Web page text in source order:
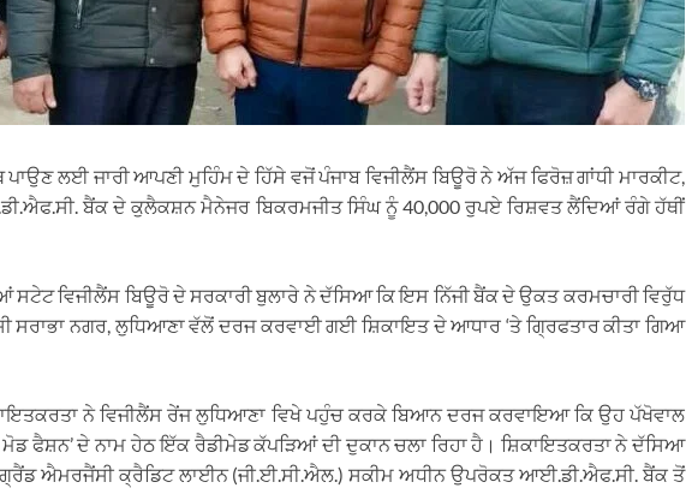
ਪਾਉਣ ਲਈ ਜਾਰੀ ਆਪਣੀ ਮੁਹਿੰਮ ਦੇ ਹਿੱਸੇ ਵਜੋਂ ਪੰਜਾਬ ਵਿਜੀਲੈਂਸ ਬਿਊਰੋ ਨੇ ਅੱਜ ਫਿਰੋਜ਼ ਗਾਂਧੀ ਮਾਰਕੀਟ,
ਬੈਂਕ ਦੇ ਕੁਲੈਕਸ਼ਨ ਮੈਨੇਜਰ ਬਿਕਰਮਜੀਤ ਸਿੰਘ ਨੂੰ 40,000 ਰੁਪਏ ਰਿਸ਼ਵਤ ਲੈਂਦਿਆਂ ਰੰਗੇ ਹੱਥੀਂ
ਸਟੇਟ ਵਿਜੀਲੈਂਸ ਬਿਊਰੋ ਦੇ ਸਰਕਾਰੀ ਬੁਲਾਰੇ ਨੇ ਦੱਸਿਆ ਕਿ ਇਸ ਨਿੱਜੀ ਬੈਂਕ ਦੇ ਉਕਤ ਕਰਮਚਾਰੀ ਵਿਰੁੱਧ
ਸਰਾਭਾ ਨਗਰ, ਲੁਧਿਆਣਾ ਵੱਲੋਂ ਦਰਜ ਕਰਵਾਈ ਗਈ ਸ਼ਿਕਾਇਤ ਦੇ ਆਧਾਰ ‘ਤੇ ਗ੍ਰਿਫਤਾਰ ਕੀਤਾ ਗਿਆ
ਨੇ ਵਿਜੀਲੈਂਸ ਰੇਂਜ ਲੁਧਿਆਣਾ ਵਿਖੇ ਪਹੁੰਚ ਕਰਕੇ ਬਿਆਨ ਦਰਜ ਕਰਵਾਇਆ ਕਿ ਉਹ ਪੱਖੋਵਾਲ
ਮੋਡ ਫੈਸ਼ਨ’ ਦੇ ਨਾਮ ਹੇਠ ਇੱਕ ਰੈਡੀਮੇਡ ਕੱਪੜਿਆਂ ਦੀ ਦੁਕਾਨ ਚਲਾ ਰਿਹਾ ਹੈ। ਸ਼ਿਕਾਇਤਕਰਤਾ ਨੇ ਦੱਸਿਆ
ਐਮਰਜੈਂਸੀ ਕ੍ਰੈਡਿਟ ਲਾਈਨ (ਜੀ.ਈ.ਸੀ.ਐਲ.) ਸਕੀਮ ਅਧੀਨ ਉਪਰੋਕਤ ਆਈ.ਡੀ.ਐਫ.ਸੀ. ਬੈਂਕ ਤੋਂ